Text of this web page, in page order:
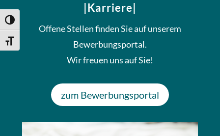
Umschalten auf hohe Kontraste
Schrift vergrößern
|Karriere|
Offene Stellen finden Sie auf unserem
Bewerbungsportal.
Wir freuen uns auf Sie!
zum Bewerbungsportal